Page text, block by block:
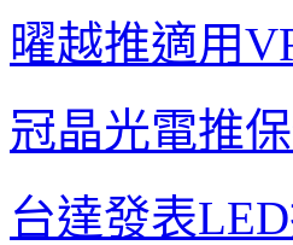
曜越推適用
冠晶光電推
台達發表LED